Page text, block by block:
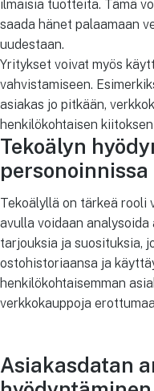
ilmaisia tuotteita. Tämä
saada hänet palaamaan
uudestaan.
Yritykset voivat myös
vahvistamiseen.
asiakas jo pitkään,
henkilökohtaisen
Tekoälyn
personoinnissa
Tekoälyllä on tärkeä rooli
avulla voidaan
tarjouksia ja suosituksia,
ostohistoriaansa ja
henkilökohtaisemman
verkkokauppoja
Asiakasdatan